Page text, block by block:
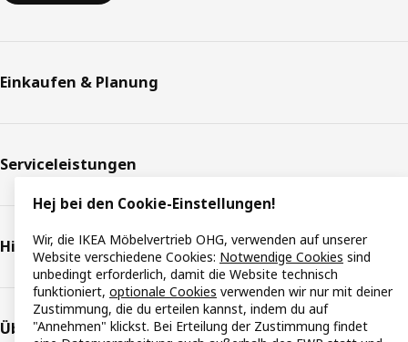
Einkaufen & Planung
Serviceleistungen
Hilfe & Support
Über IKEA
Hej bei den Cookie-Einstellungen!
Wir, die IKEA Möbelvertrieb OHG, verwenden auf unserer
Website verschiedene Cookies: Notwendige Cookies sind
unbedingt erforderlich, damit die Website technisch
funktioniert, optionale Cookies verwenden wir nur mit deiner
Zustimmung, die du erteilen kannst, indem du auf
"Annehmen" klickst. Bei Erteilung der Zustimmung findet